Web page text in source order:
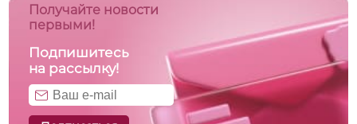
Получайте новости
первыми!
Подпишитесь
на рассылку!